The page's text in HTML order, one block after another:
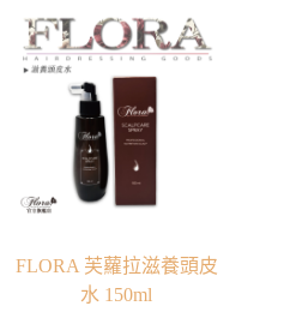
NT$2,097。
NT$1,677。
FLORA 芙蘿拉滋養頭皮
水 150ml